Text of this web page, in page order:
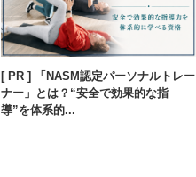
[ PR ] 「NASM認定パーソナルトレー
ナー」とは？“安全で効果的な指
導”を体系的...